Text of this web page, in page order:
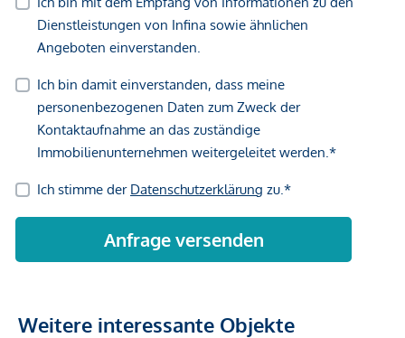
Weitere interessante Objekte